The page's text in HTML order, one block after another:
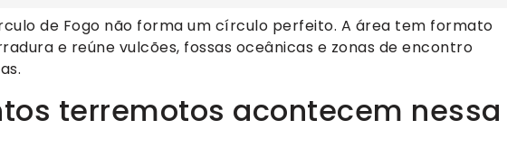
de Fogo não forma um círculo perfeito. A área tem formato
e reúne vulcões, fossas oceânicas e zonas de encontro
terremotos acontecem nessa